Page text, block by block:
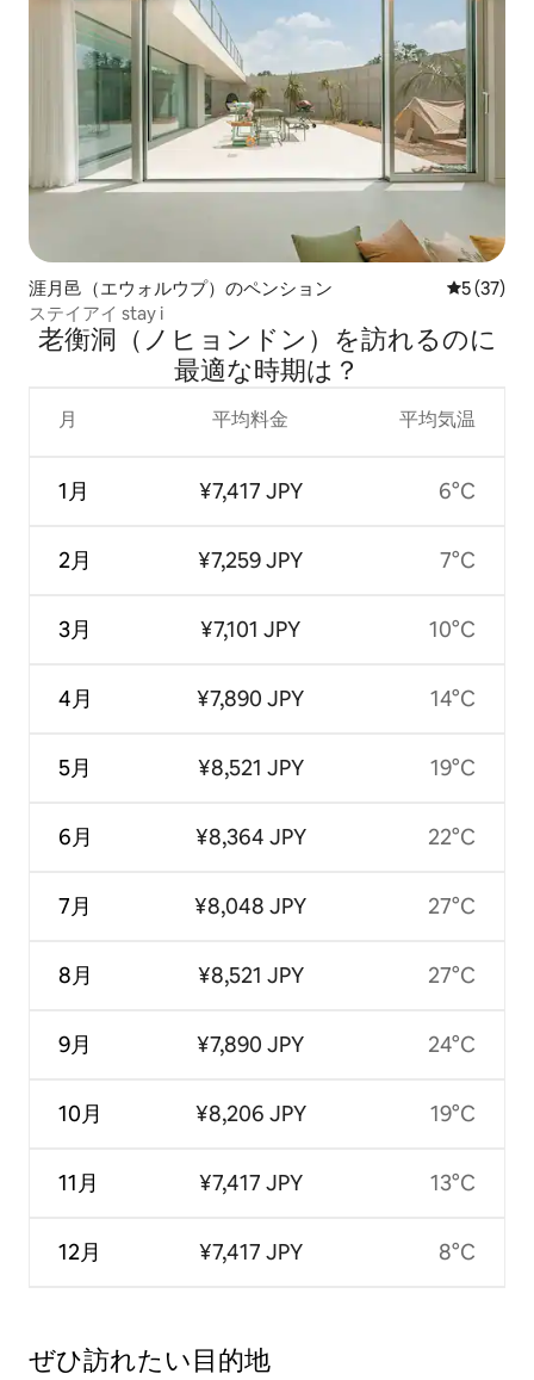
涯月邑（エウォルウプ）のペンション レビュー
5 (37)
ステイアイ stay i
老衡洞（ノヒョンドン）を訪⁠れ⁠るの⁠に
最⁠適⁠な時⁠期⁠は⁠？
月
1月
2月
3月
4月
5月
6月
7月
8月
9月
10月
11月
12月
平均料金
¥7,417 JPY
¥7,259 JPY
¥7,101 JPY
¥7,890 JPY
¥8,521 JPY
¥8,364 JPY
¥8,048 JPY
¥8,521 JPY
¥7,890 JPY
¥8,206 JPY
¥7,417 JPY
¥7,417 JPY
平均気温
6°C
7°C
10°C
14°C
19°C
22°C
27°C
27°C
24°C
19°C
13°C
8°C
ぜひ訪⁠れ⁠た⁠い目⁠的⁠地